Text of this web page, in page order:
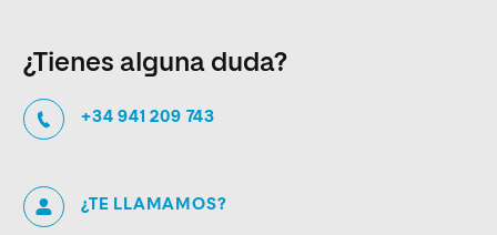
¿Tienes alguna duda?
+34 941 209 743
¿TE LLAMAMOS?